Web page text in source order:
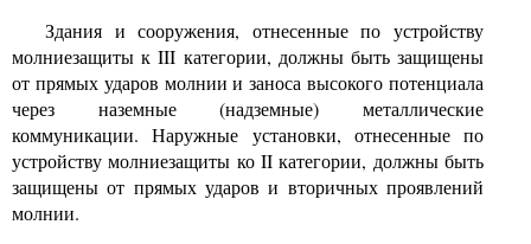
Здания и сооружения, отнесенные по устройству
молниезащиты кIII категории, должны быть защищены
от прямых ударов молнии и заноса высокого потенциала
через наземные (надземные) металлические
коммуникации. Наружные установки, отнесенные по
устройству молниезащиты ко II категории, должны быть
защищены от прямых ударов и вторичных проявлений
молнии.